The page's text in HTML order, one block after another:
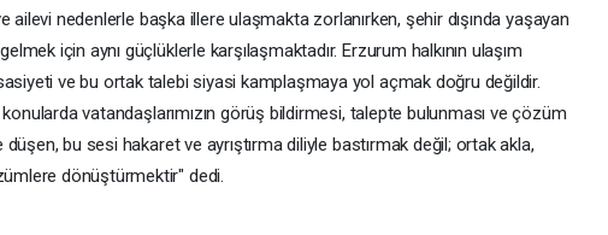
nedenlerle başka illere ulaşmakta zorlanırken, şehir dışında yaşayan
için aynı güçlüklerle karşılaşmaktadır. Erzurum halkının ulaşım
ve bu ortak talebi siyasi kamplaşmaya yol açmak doğru değildir.
vatandaşlarımızın görüş bildirmesi, talepte bulunması ve çözüm
düşen, bu sesi hakaret ve ayrıştırma diliyle bastırmak değil; ortak akla,
dönüştürmektir" dedi.